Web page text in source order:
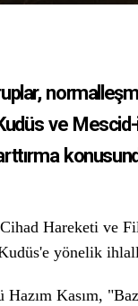
ve
Hareketi ve
yönelik
Hazım Kasım,